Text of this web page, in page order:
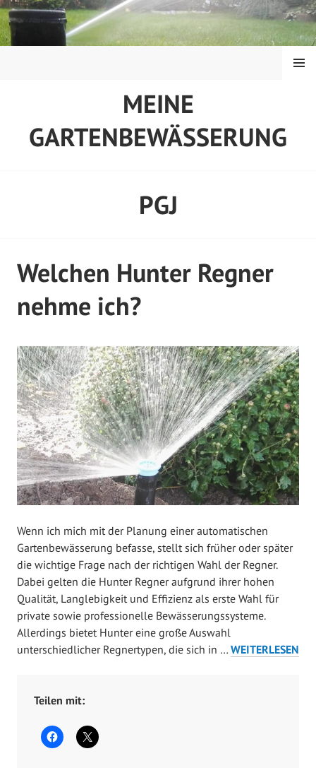
Springe
zum
Inhalt
MEINE
GARTENBEWÄSSERUNG
MENÜ
PGJ
Welchen Hunter Regner
nehme ich?
e
r
ö
f
f
e
n
t
l
i
c
h
a
m
O
k
Wenn ich mich mit der Planung einer automatischen
Gartenbewässerung befasse, stellt sich früher oder später
die wichtige Frage nach der richtigen Wahl der Regner.
Dabei gelten die Hunter Regner aufgrund ihrer hohen
Qualität, Langlebigkeit und Effizienz als erste Wahl für
private sowie professionelle Bewässerungssysteme.
Allerdings bietet Hunter eine große Auswahl
unterschiedlicher Regnertypen, die sich in … WELCHEN
WEITERLESEN
Teilen mit: